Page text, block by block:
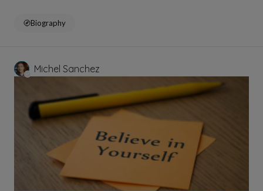
Biography
Michel Sanchez